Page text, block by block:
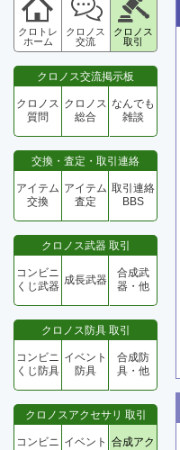
クロトレ
ホーム
クロノス
交流
クロノス
取引
クロノス交流掲示板
クロノス
質問
クロノス
総合
なんでも
雑談
交換・査定・取引連絡
アイテム
交換
アイテム
査定
取引連絡
BBS
クロノス武器 取引
コンビニ
くじ武器 成長武器
合成武
器・他
クロノス防具 取引
コンビニ
くじ防具
イベント
防具
合成防
具・他
クロノスアクセサリ 取引
コンビニ イベント 合成アク